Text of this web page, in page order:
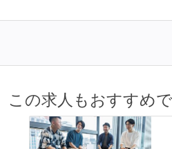
この求人もおすすめ